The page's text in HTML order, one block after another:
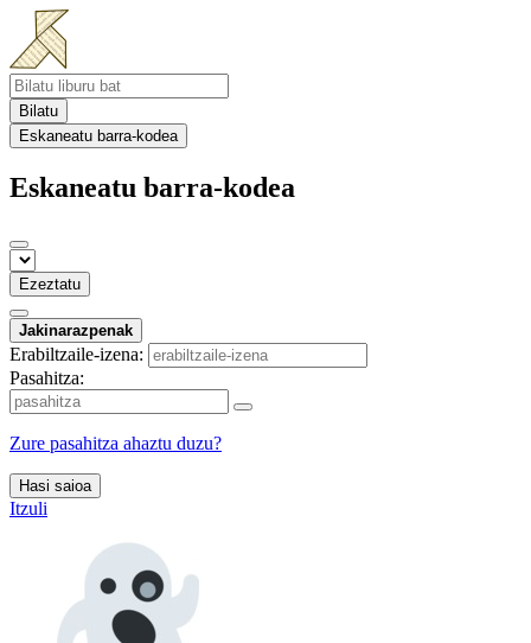
Bilatu
Eskaneatu barra-kodea
Eskaneatu barra-kodea
Ezeztatu
Jakinarazpenak
Erabiltzaile-izena:
Pasahitza:
Zure pasahitza ahaztu duzu?
Hasi saioa
Itzuli